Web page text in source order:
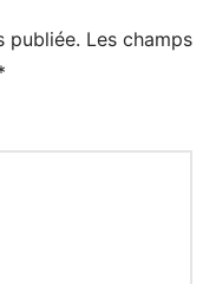
publiée. Les champs